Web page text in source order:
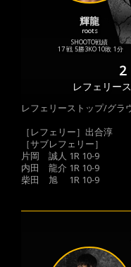
輝龍
roots
SHOOTO戦績
17 戦 5勝3KO 10敗 1分
2
レフェリー
レフェリーストップ/グラ
［レフェリー］出合淳
［サブレフェリー］
片岡 誠人 1R 10-9
内田 龍介 1R 10-9
柴田 旭 1R 10-9